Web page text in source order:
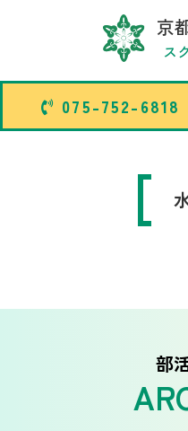
075-752-6818
卒業生メッセージ
京
ス
075-752-6818
部